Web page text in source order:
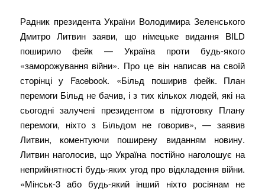
Радник президента України Володимира Зеленського
Дмитро Литвин заяви, що німецьке видання BILD
поширило фейк — Україна проти будь-якого
«заморожування війни». Про це він написав на своїй
сторінці у Facebook. «Більд поширив фейк. План
перемоги Більд не бачив, і з тих кількох людей, які на
сьогодні залучені президентом в підготовку Плану
перемоги, ніхто з Більдом не говорив», — заявив
Литвин, коментуючи поширену виданням новину.
Литвин наголосив, що Україна постійно наголошує на
неприйнятності будь-яких угод про відкладення війни.
«Мінськ-3 або будь-який інший ніхто росіянам не